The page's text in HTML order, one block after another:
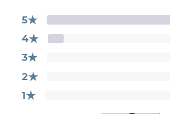
5★
4★
3★
2★
1★